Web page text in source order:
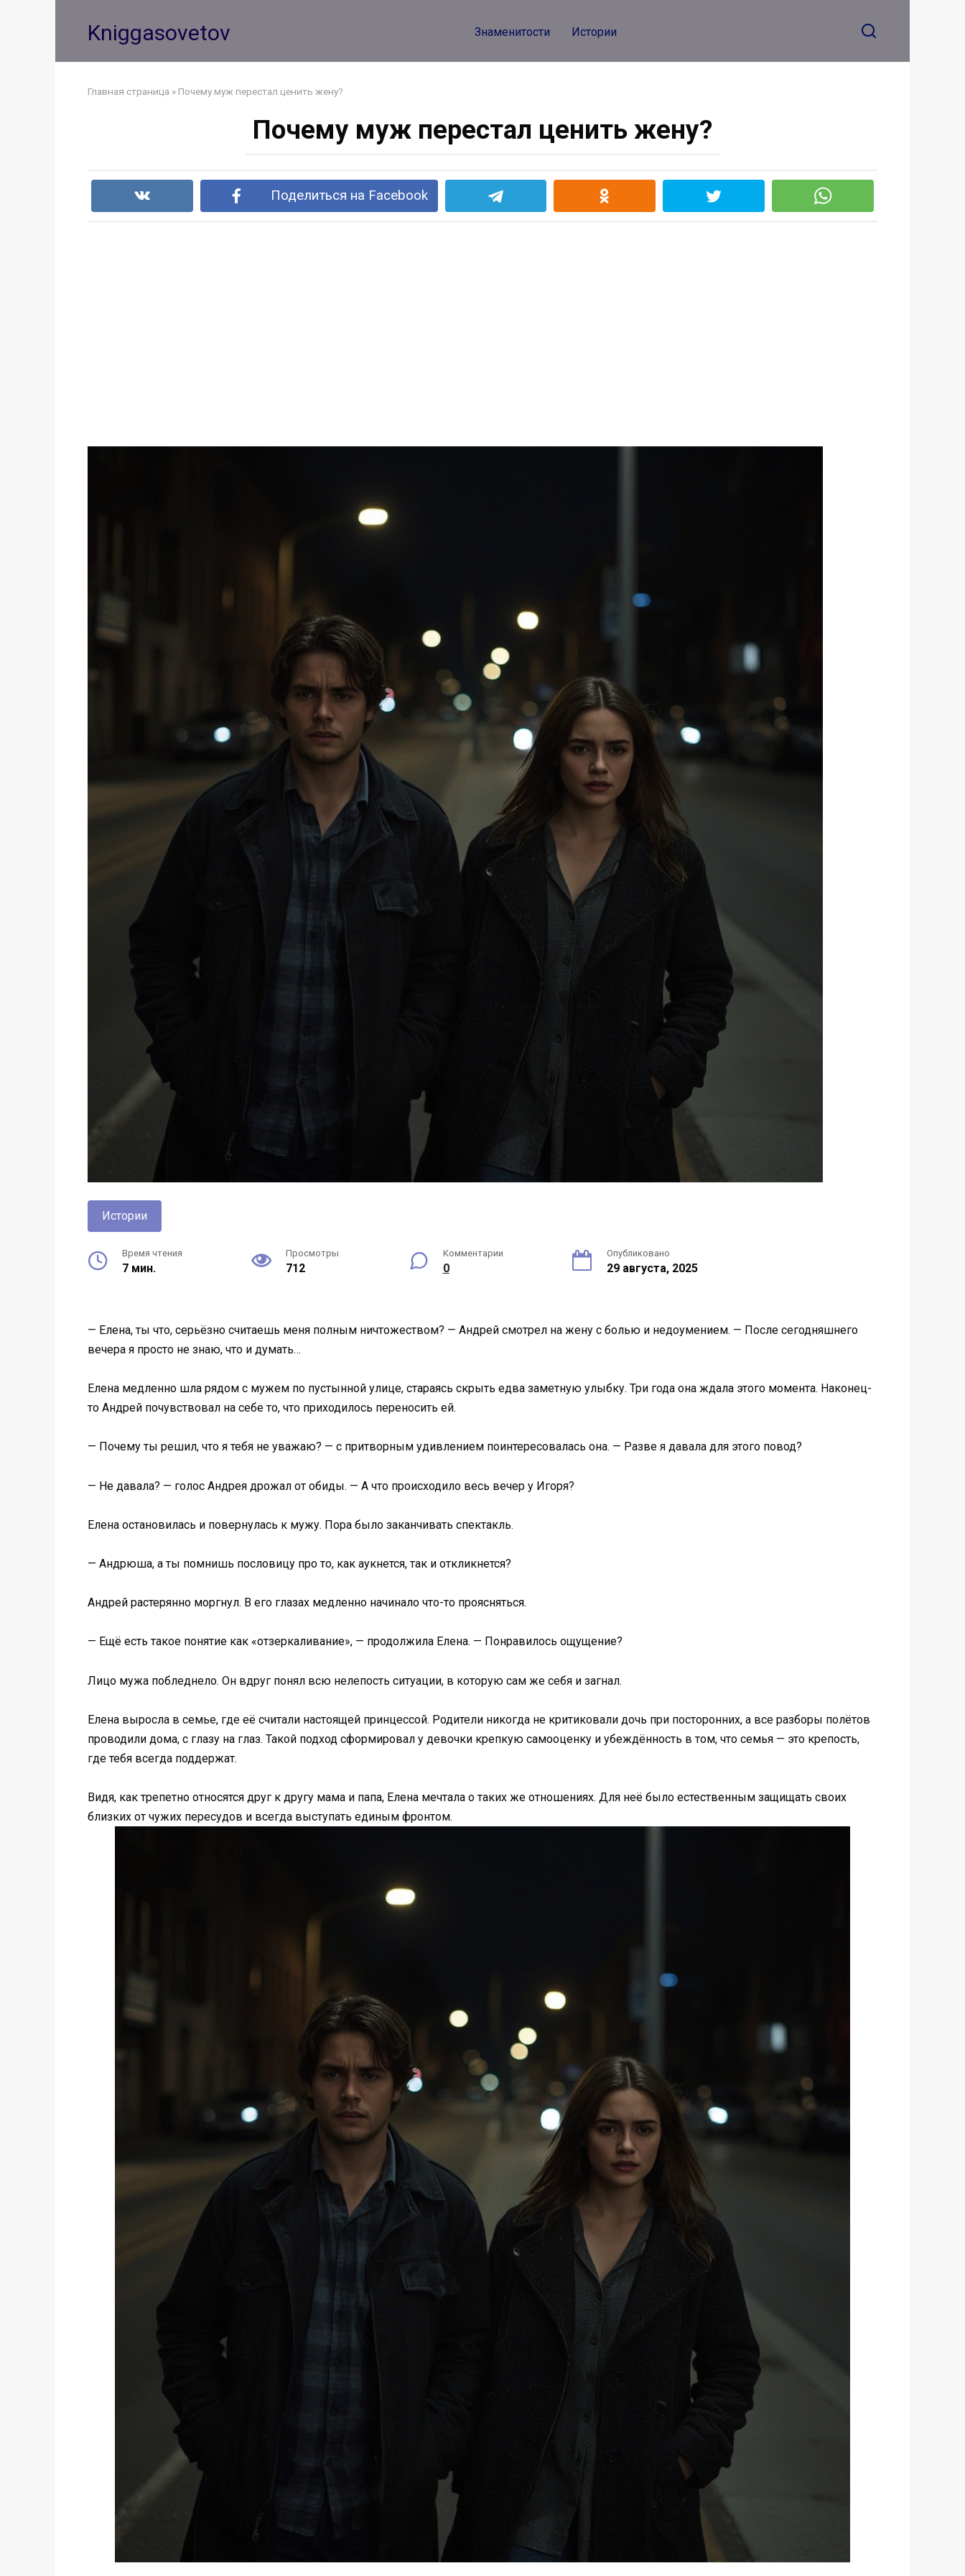
Kniggasovetov Знаменитости Истории
Главная страница » Почему муж перестал ценить жену?
Почему муж перестал ценить жену?
Поделиться на Facebook
Истории
Время чтения
7 мин.
Просмотры
712
Комментарии
0
Опубликовано
29 августа, 2025
— Елена, ты что, серьёзно считаешь меня полным ничтожеством? — Андрей смотрел на жену с болью и недоумением. — После сегодняшнего
вечера я просто не знаю, что и думать…
Елена медленно шла рядом с мужем по пустынной улице, стараясь скрыть едва заметную улыбку. Три года она ждала этого момента. Наконец-
то Андрей почувствовал на себе то, что приходилось переносить ей.
— Почему ты решил, что я тебя не уважаю? — с притворным удивлением поинтересовалась она. — Разве я давала для этого повод?
— Не давала? — голос Андрея дрожал от обиды. — А что происходило весь вечер у Игоря?
Елена остановилась и повернулась к мужу. Пора было заканчивать спектакль.
— Андрюша, а ты помнишь пословицу про то, как аукнется, так и откликнется?
Андрей растерянно моргнул. В его глазах медленно начинало что-то проясняться.
— Ещё есть такое понятие как «отзеркаливание», — продолжила Елена. — Понравилось ощущение?
Лицо мужа побледнело. Он вдруг понял всю нелепость ситуации, в которую сам же себя и загнал.
Елена выросла в семье, где её считали настоящей принцессой. Родители никогда не критиковали дочь при посторонних, а все разборы полётов
проводили дома, с глазу на глаз. Такой подход сформировал у девочки крепкую самооценку и убеждённость в том, что семья — это крепость,
где тебя всегда поддержат.
Видя, как трепетно относятся друг к другу мама и папа, Елена мечтала о таких же отношениях. Для неё было естественным защищать своих
близких от чужих пересудов и всегда выступать единым фронтом.